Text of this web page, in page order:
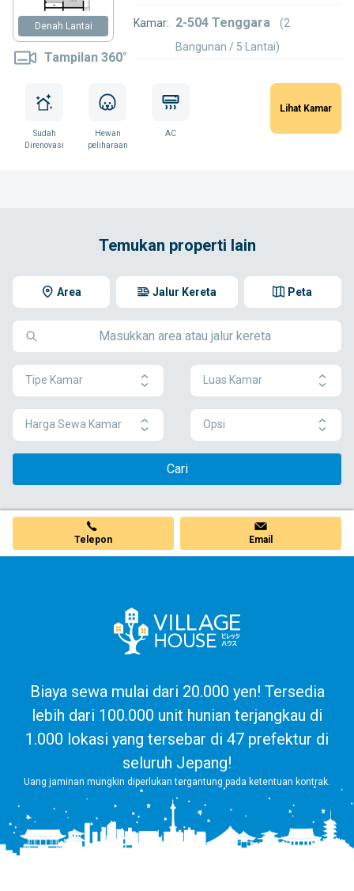
Denah Lantai
Tampilan 360°
Kamar: 2-504 Tenggara
(2
Bangunan / 5 Lantai)
Sudah
Direnovasi
Hewan
peliharaan
AC
Lihat Kamar
Temukan properti lain
Area Peta
Jalur Kereta
Tipe Kamar Luas Kamar
Harga Sewa Kamar Opsi
Cari
Telepon Email
Biaya sewa mulai dari 20.000 yen! Tersedia
lebih dari 100.000 unit hunian terjangkau di
1.000 lokasi yang tersebar di 47 prefektur di
seluruh Jepang!
Uang jaminan mungkin diperlukan tergantung pada ketentuan kontrak.